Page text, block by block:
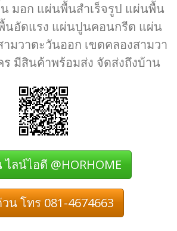
มอก แผ่นพื้นสำเร็จรูป แผ่นพื้น
นอัดแรง แผ่นปูนคอนกรีต แผ่น
มวาตะวันออก เขตคลองสามวา
ร มีสินค้าพร้อมส่ง จัดส่งถึงบ้าน
ลน์ไอดี @HORHOME
น โทร 081-4674663